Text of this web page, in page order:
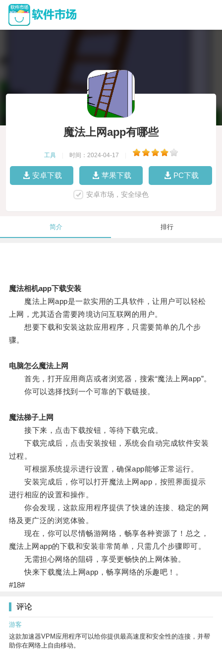
魔法上网app有哪些
工具 时间：2024-04-17
安卓下载 苹果下载 PC下载
安卓市场，安全绿色
简介 排行
魔法相机app下载安装
魔法上网app是一款实用的工具软件，让用户可以轻松
上网，尤其适合需要跨境访问互联网的用户。
想要下载和安装这款应用程序，只需要简单的几个步
骤。
电脑怎么魔法上网
首先，打开应用商店或者浏览器，搜索“魔法上网app”。
你可以选择找到一个可靠的下载链接。
魔法梯子上网
接下来，点击下载按钮，等待下载完成。
下载完成后，点击安装按钮，系统会自动完成软件安装
过程。
可根据系统提示进行设置，确保app能够正常运行。
安装完成后，你可以打开魔法上网app，按照界面提示
进行相应的设置和操作。
你会发现，这款应用程序提供了快速的连接、稳定的网
络及更广泛的浏览体验。
现在，你可以尽情畅游网络，畅享各种资源了！总之，
魔法上网app的下载和安装非常简单，只需几个步骤即可。
无需担心网络的阻碍，享受更畅快的上网体验。
快来下载魔法上网app，畅享网络的乐趣吧！。
#18#
评论
游客
这款加速器VPM应用程序可以给你提供最高速度和安全性的连接，并帮
助你在网络上自由移动。